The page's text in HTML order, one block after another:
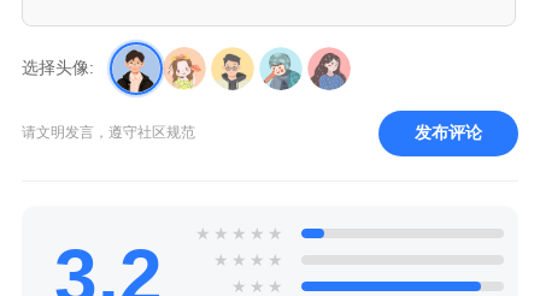
选择头像:
请文明发言，遵守社区规范 发布评论
3.2 ★ ★ ★ ★ ★
★ ★ ★ ★
★ ★ ★